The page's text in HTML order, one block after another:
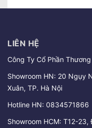
LIÊN HỆ
Công Ty Cổ Phần
Showroom HN: 20 Ngụy
Xuân, TP. Hà Nội
Hotline HN: 0834571866
Showroom HCM: T12-